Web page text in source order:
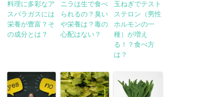
料理に多彩なア
スパラガスには
栄養が豊富？そ
の成分とは？
ニラは生で食べ
られるの？臭い
や栄養は？毒の
心配はない？
玉ねぎでテスト
ステロン（男性
ホルモンの一
種）が増え
る！？食べ方
は？